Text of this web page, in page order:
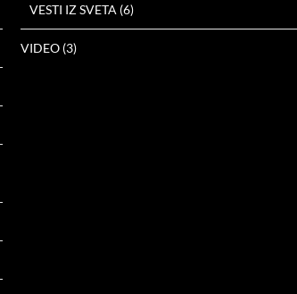
VESTI IZ SVETA (6)
VIDEO (3)